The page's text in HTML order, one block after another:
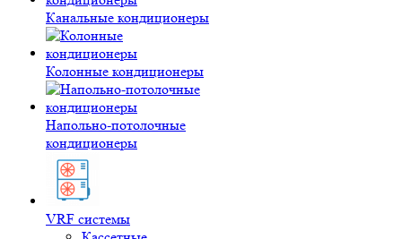
Канальные кондиционеры
Колонные кондиционеры
Напольно-потолочные
кондиционеры
VRF системы